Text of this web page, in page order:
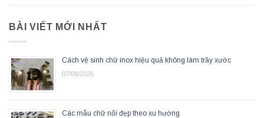
BÀI VIẾT MỚI NHẤT
Cách vệ sinh chữ inox hiệu quả không làm trầy xước
07/08/2026
Các mẫu chữ nổi đẹp theo xu hướng